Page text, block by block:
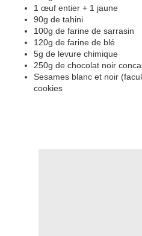
1 œuf entier + 1 jaune
90g de tahini
100g de farine de sarrasin
120g de farine de blé
5g de levure chimique
250g de chocolat noir
Sesames blanc et noir
cookies